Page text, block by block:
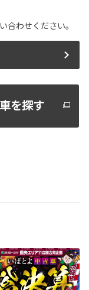
合わせください。
を探す